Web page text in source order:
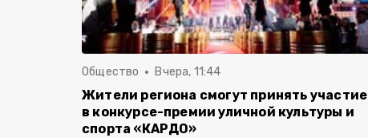
Общество Вчера, 11:44
Жители региона смогут принять участие
в конкурсе-премии уличной культуры и
спорта «КАРДО»